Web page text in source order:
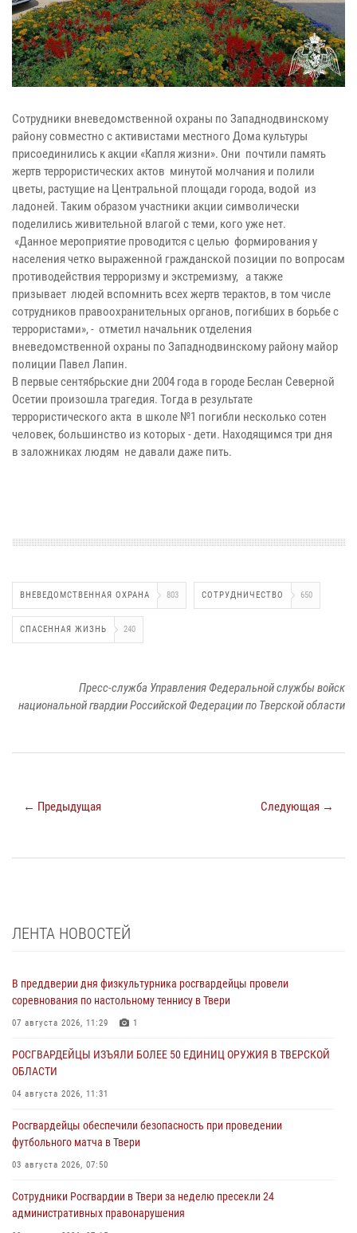
Сотрудники вневедомственной охраны по Западнодвинскому
району совместно с активистами местного Дома культуры
присоединились к акции «Капля жизни». Они почтили память
жертв террористических актов минутой молчания и полили
цветы, растущие на Центральной площади города, водой из
ладоней. Таким образом участники акции символически
поделились живительной влагой с теми, кого уже нет.
«Данное мероприятие проводится с целью формирования у
населения четко выраженной гражданской позиции по вопросам
противодействия терроризму и экстремизму, а также
призывает людей вспомнить всех жертв терактов, в том числе
сотрудников правоохранительных органов, погибших в борьбе с
террористами», - отметил начальник отделения
вневедомственной охраны по Западнодвинскому району майор
полиции Павел Лапин.
В первые сентябрьские дни 2004 года в городе Беслан Северной
Осетии произошла трагедия. Тогда в результате
террористического акта в школе №1 погибли несколько сотен
человек, большинство из которых - дети. Находящимся три дня
в заложниках людям не давали даже пить.
ВНЕВЕДОМСТВЕННАЯ ОХРАНА 803 СОТРУДНИЧЕСТВО 650
СПАСЕННАЯ ЖИЗНЬ 240
Пресс-служба Управления Федеральной службы войск
национальной гвардии Российской Федерации по Тверской области
← Предыдущая Следующая →
ЛЕНТА НОВОСТЕЙ
В преддверии дня физкультурника росгвардейцы провели
соревнования по настольному теннису в Твери
07 августа 2026, 11:29 1
РОСГВАРДЕЙЦЫ ИЗЪЯЛИ БОЛЕЕ 50 ЕДИНИЦ ОРУЖИЯ В ТВЕРСКОЙ
ОБЛАСТИ
04 августа 2026, 11:31
Росгвардейцы обеспечили безопасность при проведении
футбольного матча в Твери
03 августа 2026, 07:50
Сотрудники Росгвардии в Твери за неделю пресекли 24
административных правонарушения